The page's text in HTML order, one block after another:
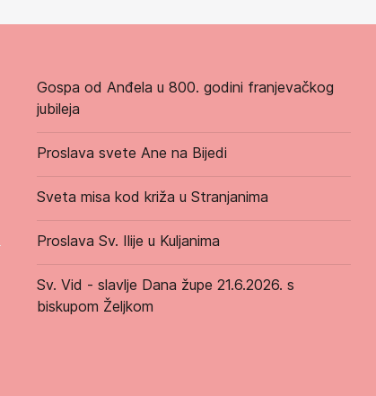
Gospa od Anđela u 800. godini franjevačkog
jubileja
Proslava svete Ane na Bijedi
Sveta misa kod križa u Stranjanima
Proslava Sv. Ilije u Kuljanima
Sv. Vid - slavlje Dana župe 21.6.2026. s
biskupom Željkom